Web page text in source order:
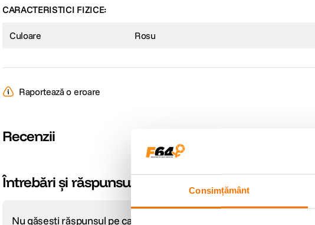
Consimțământ
CARACTERISTICI FIZICE:
Culoare Rosu
Raportează o eroare
Recenzii
Întrebări și răspunsuri